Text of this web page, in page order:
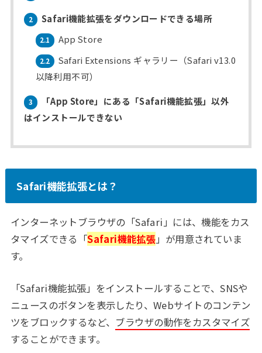
2 Safari機能拡張をダウンロードできる場所
2.1 App Store
2.2
Safari Extensions ギャラリー（Safari v13.0
以降利用不可）
3
「App Store」にある「Safari機能拡張」以外
はインストールできない
Safari機能拡張とは？
インターネットブラウザの「Safari」には、機能をカス
タマイズできる「Safari機能拡張」が用意されていま
す。
「Safari機能拡張」をインストールすることで、SNSや
ニュースのボタンを表示したり、Webサイトのコンテン
ツをブロックするなど、 ブラウザの動作をカスタマイズ
することができます。